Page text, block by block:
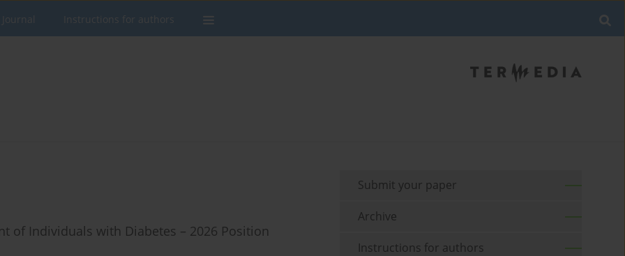
Instructions for authors
of Individuals with Diabetes – 2026 Position
Submit your paper
Archive
Instructions for authors